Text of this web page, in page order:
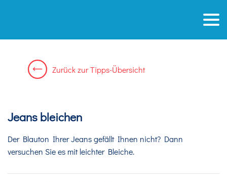
Zurück zur Tipps-Übersicht
Jeans bleichen
Der Blauton Ihrer Jeans gefällt Ihnen nicht? Dann
versuchen Sie es mit leichter Bleiche.